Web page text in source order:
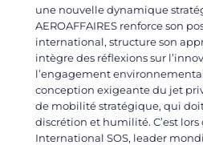
une nouvelle dynamique
AEROAFFAIRES renforce son
international, structure son
intègre des réflexions sur
l’engagement
conception exigeante du jet
de mobilité stratégique, qui
discrétion et humilité. C’est lors
International SOS, leader